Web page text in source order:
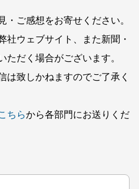
・ご感想をお寄せください。
社ウェブサイト、また新聞・
ただく場合がございます。
致しかねますのでご了承く
ちらから各部門にお送りくだ